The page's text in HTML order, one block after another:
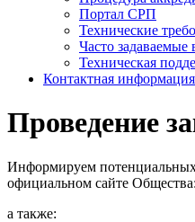
Портал СРП
Технические
Часто задаваемые
Техническая
Контактная информация
Проведение
Информируем
официальном сайте Общества:
а также: